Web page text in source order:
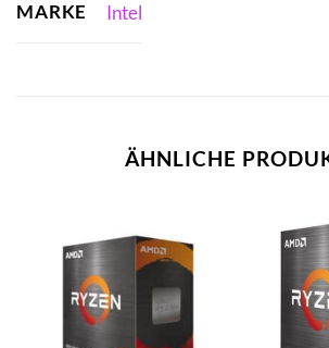
MARKE Intel
ÄHNLICHE